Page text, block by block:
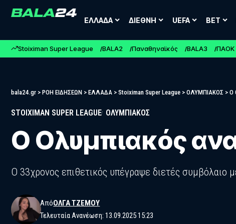
ΕΛΛΑΔΑ ΔΙΕΘΝΗ UEFA BET
Stoiximan Super League BALA2 Παναθηναϊκός BALA3 ΠΑΟΚ
bala24.gr > ΡΟΗ ΕΙΔΗΣΕΩΝ > ΕΛΛΑΔΑ > Stoiximan Super League > ΟΛΥΜΠΙΑΚΟΣ > Ο
STOIXIMAN SUPER LEAGUE ΟΛΥΜΠΙΑΚΟΣ
Ο Ολυμπιακός
Ο 33χρονος επιθετικός υπέγραψε διετές συμβόλαιο
Τελευταία Ανανέωση: 13.09.2025 15:23
ΑπόΌΛΓΑ ΤΖΈΜΟΥ